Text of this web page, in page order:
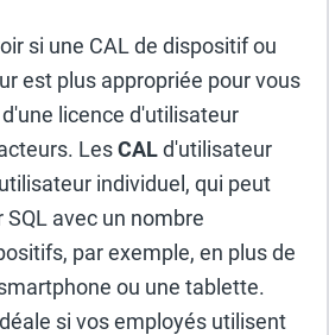
si une CAL de dispositif ou
est plus appropriée pour vous
licence d'utilisateur
Les CAL d'utilisateur
individuel, qui peut
avec un nombre
par exemple, en plus de
ou une tablette.
si vos employés utilisent